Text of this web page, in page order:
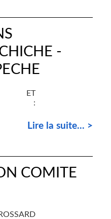
-
ET
:
Lire la suite... >
COMITE